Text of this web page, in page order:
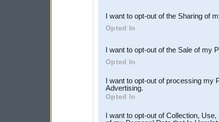
Downstream Participants
third parties.
I want to opt-out of the Sharing of
Opted In
I want to opt-out of the Sale of my
Opted In
I want to opt-out of processing my
Advertising.
Opted In
I want to opt-out of Collection,